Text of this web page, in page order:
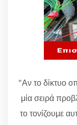
"Αν το δίκτυο
μία σειρά
το τονίζουμε